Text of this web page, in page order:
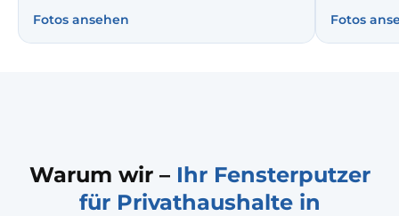
Hochhäuser und den Himmel wieder klar
und streifenfrei. So wirkt der Raum heller
Fotos ansehen
Rahmen
Fotos
Warum wir – Ihr Fensterputzer
für Privathaushalte in